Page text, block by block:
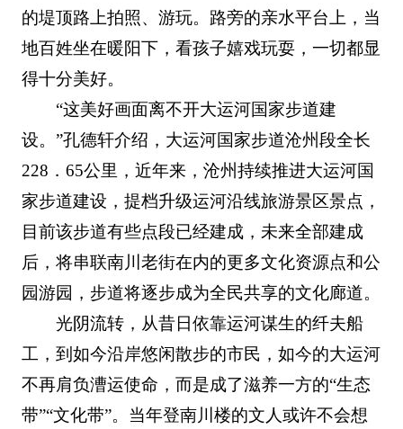
的堤顶路上拍照、游玩。路旁的亲水平台上，当
地百姓坐在暖阳下，看孩子嬉戏玩耍，一切都显
得十分美好。
“这美好画面离不开大运河国家步道建
设。”孔德轩介绍，大运河国家步道沧州段全长
228．65公里，近年来，沧州持续推进大运河国
家步道建设，提档升级运河沿线旅游景区景点，
目前该步道有些点段已经建成，未来全部建成
后，将串联南川老街在内的更多文化资源点和公
园游园，步道将逐步成为全民共享的文化廊道。
光阴流转，从昔日依靠运河谋生的纤夫船
工，到如今沿岸悠闲散步的市民，如今的大运河
不再肩负漕运使命，而是成了滋养一方的“生态
带”“文化带”。当年登南川楼的文人或许不会想